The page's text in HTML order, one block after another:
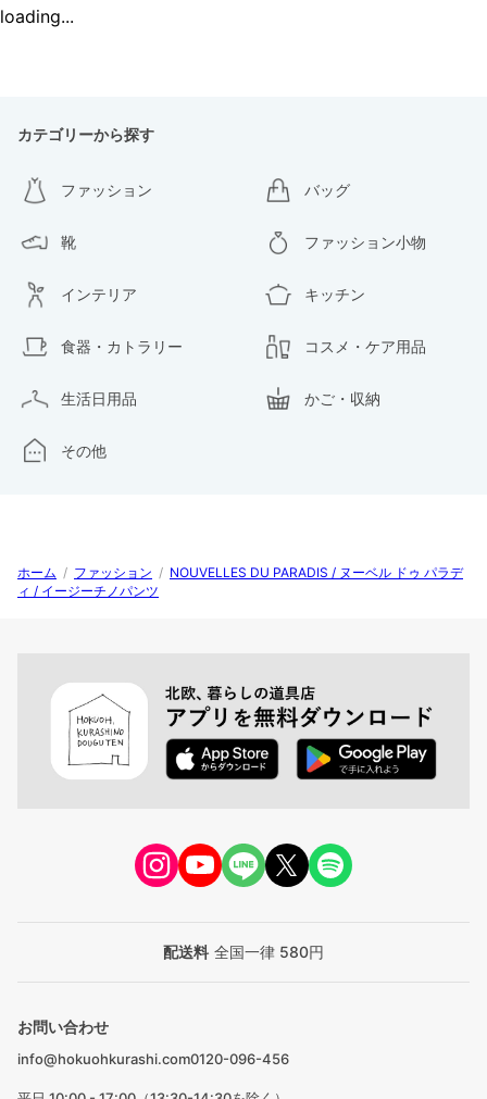
loading...
カテゴリーから探す
ファッション バッグ
靴 ファッション小物
インテリア キッチン
食器・カトラリー コスメ・ケア用品
生活日用品 かご・収納
その他
ホーム / ファッション / NOUVELLES DU PARADIS / ヌーベル ドゥ パラデ
ィ / イージーチノパンツ
配送料 全国一律 580円
お問い合わせ
info@hokuohkurashi.com0120-096-456